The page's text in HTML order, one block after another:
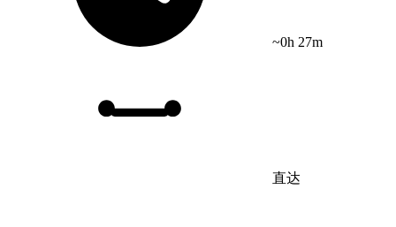
~0h 27m
直达